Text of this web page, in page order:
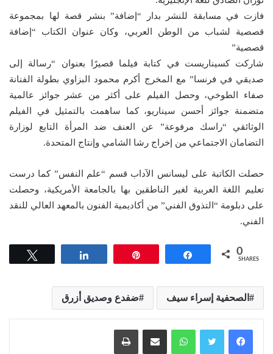
فازت في مسابقة للنشر بدار “إضافة” بنشر قصة لها بمجموعة
قصصية لشباب من الوطن العربي، وكان عنوان الكتاب “إضافة
قصصية”
شاركت كسيناريست في كتابة فيلما قصيرًا بعنوان “رسالة إلى
صديقي في فرنسا” مع المخرج أكرم محمود البزاوي بطولة الفنانة
صفاء الطوخي، وحصل الفيلم على أكثر من عشر جوائز عالمية
متضمنة جوائز أحسن سيناريو، كما ساهمت بالتمثيل في الفيلم
الوثائقي “راسك مرفوعة” عن العنف ضد المرأة التابع لوزارة
التضامان الاجتماعي من إخراج رشا الشامي وإنتاج المتحدة.
حصلت الكاتبة على ليسانس الآداب قسم “علم النفس” كما درست
تعليم اللغة العربية لغير الناطقين بها بالجامعة الأمريكية، وحصلت
على دبلومة “التذوق الفني” من أكاديمية الفنون بالمعهد العالي للنقد
الفني.
Share 0
SHARES
الصحفية إسراء سيف ضفدع وصديق أزرق
واتساب مشاركة عبر البريد طباعة